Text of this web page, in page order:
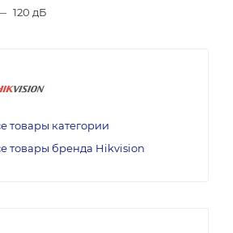
120 дБ
товары категории
товары бренда Hikvision